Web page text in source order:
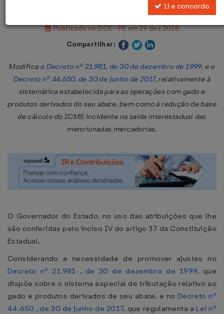
Decreto Nº 46953 DE 28/12/2018
Publicado no DOE - PE em 29 dez 2018
Compartilhar:
Modifica o Decreto nº 21.981, de 30 de dezembro de 1999, e o
Decreto nº 44.650, de 30 de junho de 2017, relativamente à
sistemática estabelecida para as operações com gado e
produtos derivados do seu abate, bem como à redução de base
de cálculo do ICMS incidente na saída interestadual das
mencionadas mercadorias.
O Governador do Estado, no uso das atribuições que lhe
são conferidas pelo inciso IV do artigo 37 da Constituição
Estadual,
Considerando a necessidade de promover ajustes no
Decreto nº 21.981 , de 30 de dezembro de 1999, que
dispõe sobre o sistema especial de tributação relativo ao
gado e produtos derivados de seu abate, e no Decreto nº
44.650 , de 30 de junho de 2017, que regulamenta a Lei nº
Li e concordo